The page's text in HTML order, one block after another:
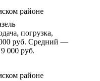
погрузка,
руб. Средний —
000 руб.